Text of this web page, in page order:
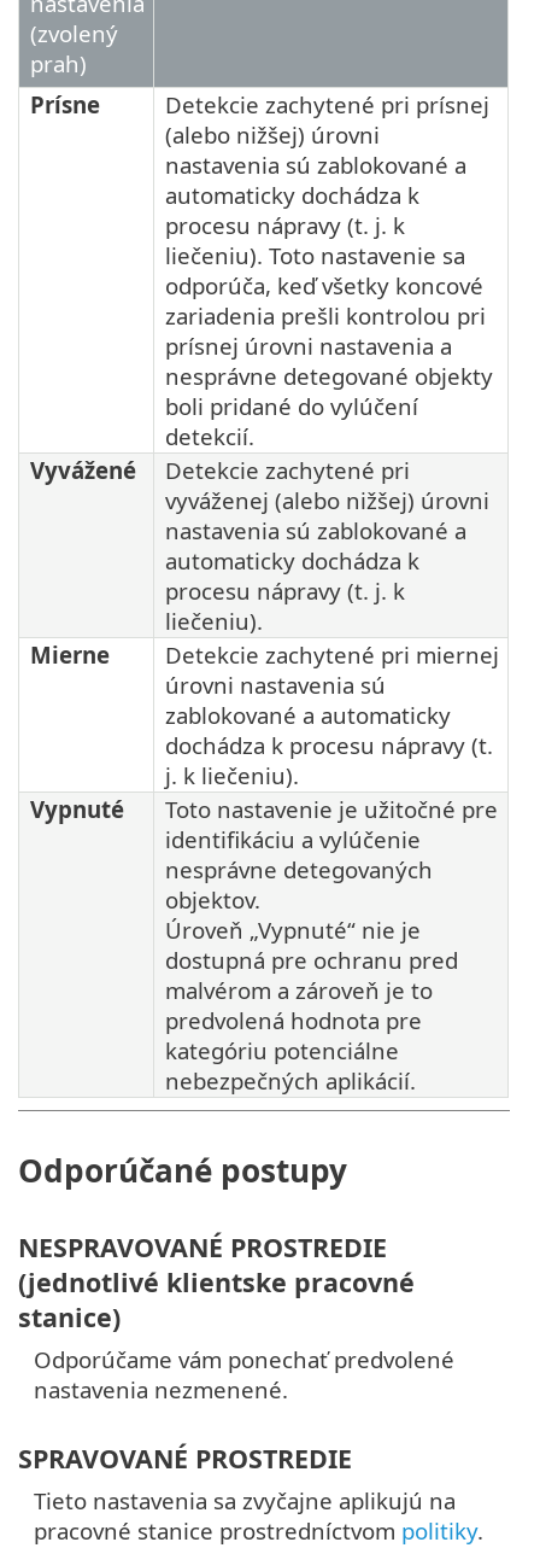
(zvolený
prah)
Prísne
Detekcie zachytené pri prísnej
(alebo nižšej) úrovni
nastavenia sú zablokované a
automaticky dochádza k
procesu nápravy (t. j. k
liečeniu). Toto nastavenie sa
odporúča, keď všetky koncové
zariadenia prešli kontrolou pri
prísnej úrovni nastavenia a
nesprávne detegované objekty
boli pridané do vylúčení
detekcií.
Vyvážené
Detekcie zachytené pri
vyváženej (alebo nižšej) úrovni
nastavenia sú zablokované a
automaticky dochádza k
procesu nápravy (t. j. k
liečeniu).
Mierne
Detekcie zachytené pri miernej
úrovni nastavenia sú
zablokované a automaticky
dochádza k procesu nápravy (t.
j. k liečeniu).
Vypnuté
Toto nastavenie je užitočné pre
identifikáciu a vylúčenie
nesprávne detegovaných
objektov.
Úroveň „Vypnuté“ nie je
dostupná pre ochranu pred
malvérom a zároveň je to
predvolená hodnota pre
kategóriu potenciálne
nebezpečných aplikácií.
Odporúčané postupy
NESPRAVOVANÉ PROSTREDIE
(jednotlivé klientske pracovné
stanice)
Odporúčame vám ponechať predvolené
nastavenia nezmenené.
SPRAVOVANÉ PROSTREDIE
Tieto nastavenia sa zvyčajne aplikujú na
pracovné stanice prostredníctvom politiky.